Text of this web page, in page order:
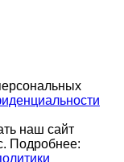
наш сайт
Подробнее: